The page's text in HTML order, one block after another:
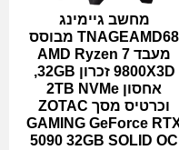
מחשב גיימינג
TNAGEAMD68 מבוסס
מעבד AMD Ryzen 7
9800X3D זכרון 32GB,
אחסון 2TB NVMe
וכרטיס מסך ZOTAC
GAMING GeForce
5090 32GB SOLID OC